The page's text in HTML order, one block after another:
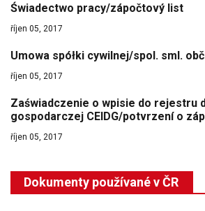
Świadectwo pracy/zápočtový list
říjen 05, 2017
Umowa spółki cywilnej/spol. sml.
říjen 05, 2017
Zaświadczenie o wpisie do rejestru
gospodarczej CEIDG/potvrzení o
říjen 05, 2017
Dokumenty používané v ČR